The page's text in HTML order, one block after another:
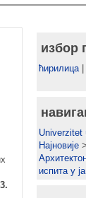
избор
ћирилица|
Univerzitet
Најновије >
испита у